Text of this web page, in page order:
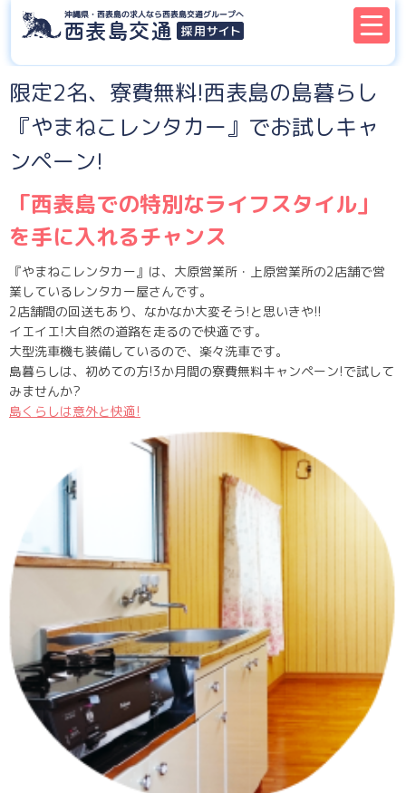
限定2名、寮費無料!西表島の島暮らし
『やまねこレンタカー』でお試しキャ
ンペーン!
「西表島での特別なライフスタイル」
を手に入れるチャンス
『やまねこレンタカー』は、大原営業所・上原営業所の2店舗で営
業しているレンタカー屋さんです。
2店舗間の回送もあり、なかなか大変そう!と思いきや!!
イエイエ!大自然の道路を走るので快適です。
大型洗車機も装備しているので、楽々洗車です。
島暮らしは、初めての方!3か月間の寮費無料キャンペーン!で試して
みませんか?
島くらしは意外と快適!